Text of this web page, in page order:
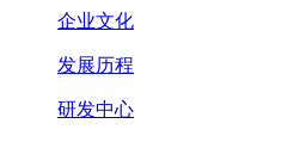
企业文化
发展历程
研发中心